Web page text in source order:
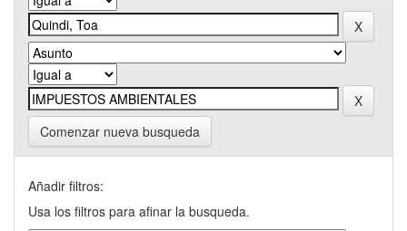
Comenzar nueva busqueda
Añadir filtros:
Usa los filtros para afinar la busqueda.